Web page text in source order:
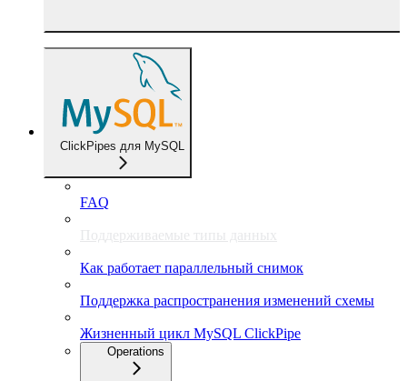
ClickPipes для MySQL
FAQ
Поддерживаемые типы данных
Как работает параллельный снимок
Поддержка распространения изменений схемы
Жизненный цикл MySQL ClickPipe
Operations